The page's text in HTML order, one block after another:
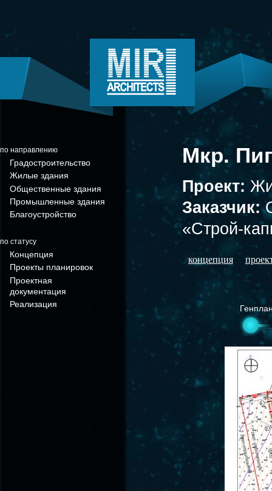
по направлению
Градостроительство
Жилые здания
Общественные здания
Промышленные здания
Благоустройство
по статусу
Концепция
Проекты планировок
Проектная
документация
Реализация
Мкр.
Проект:
Заказчик:
«Строй-
концепция